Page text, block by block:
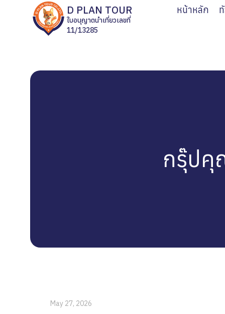
D PLAN TOUR
ใบอนุญาตนำเที่ยวเลขที่
11/13285
หน้าหลัก
กรุ๊ปคุ
May 27, 2026